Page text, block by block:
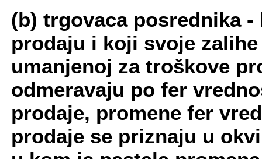
(b) trgovaca posrednika
prodaju i koji svoje
umanjenoj za troškove
odmeravaju po fer
prodaje, promene fer
prodaje se priznaju u